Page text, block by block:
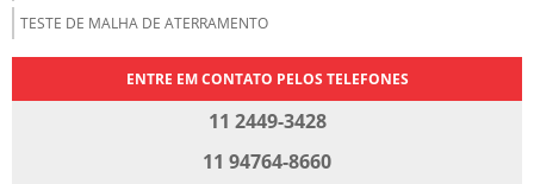
TESTE DE MALHA DE ATERRAMENTO
ENTRE EM CONTATO PELOS TELEFONES
11 2449-3428
11 94764-8660